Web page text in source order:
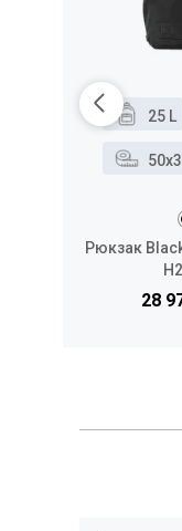
25 L
Рюкзак
28